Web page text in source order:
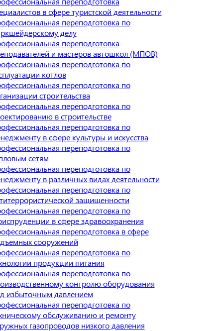
в сфере туристской деятельности
переподготовка по
делу
переподготовка
и мастеров автошкол (МПОВ)
переподготовка по
котлов
переподготовка по
строительства
переподготовка по
в строительстве
переподготовка по
в сфере культуры и искусства
переподготовка по
сетям
переподготовка по
в различных видах деятельности
переподготовка по
защищенности
переподготовка по
в сфере здравоохранения
переподготовка в сфере
сооружений
переподготовка по
продукции питания
переподготовка по
контролю оборудования
избыточным давлением
переподготовка по
обслуживанию и ремонту
газопроводов низкого давления